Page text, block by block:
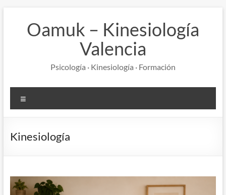
contenidoOamuk – Kinesiología
Valencia
Psicología · Kinesiología · Formación
Kinesiología